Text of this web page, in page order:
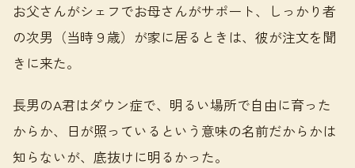
お父さんがシェフでお母さんがサポート、しっかり者
の次男（当時９歳）が家に居るときは、彼が注文を聞
きに来た。
長男のA君はダウン症で、明るい場所で自由に育った
からか、日が照っているという意味の名前だからかは
知らないが、底抜けに明るかった。